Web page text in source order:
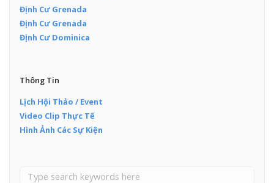
Định Cư Grenada
Định Cư Grenada
Định Cư Dominica
Thông Tin
Lịch Hội Thảo / Event
Video Clip Thực Tế
Hình Ảnh Các Sự Kiện